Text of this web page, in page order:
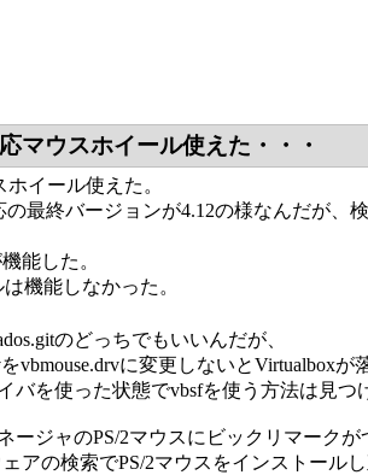
マウスホイール使えた・・・
イール使えた。
の最終バージョンが4.12の様なんだが、
能した。
機能しなかった。
のどっちでもいいんだが、
vbmouse.drvに変更しないとVirtualboxが
バを使った状態でvbsfを使う方法は見つ
ージャのPS/2マウスにビックリマーク
アの検索でPS/2マウスをインストール